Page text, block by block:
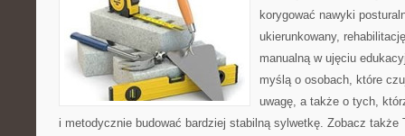
korygować nawyki
ukierunkowany,
manualną w ujęciu
myślą o osobach, które
uwagę, a także o tych,
i metodycznie budować bardziej stabilną sylwetkę. Zobacz także